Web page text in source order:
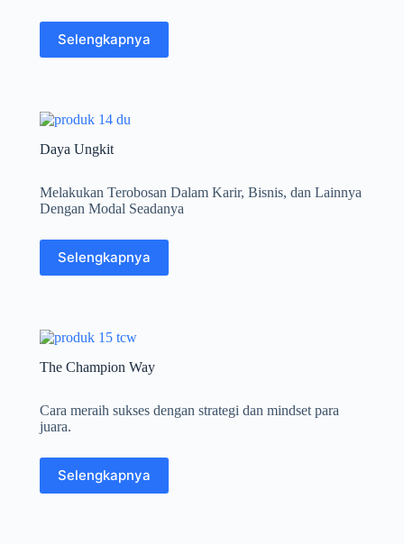
Selengkapnya
Daya Ungkit
Melakukan Terobosan Dalam Karir, Bisnis, dan Lainnya
Dengan Modal Seadanya
Selengkapnya
The Champion Way
Cara meraih sukses dengan strategi dan mindset para
juara.
Selengkapnya